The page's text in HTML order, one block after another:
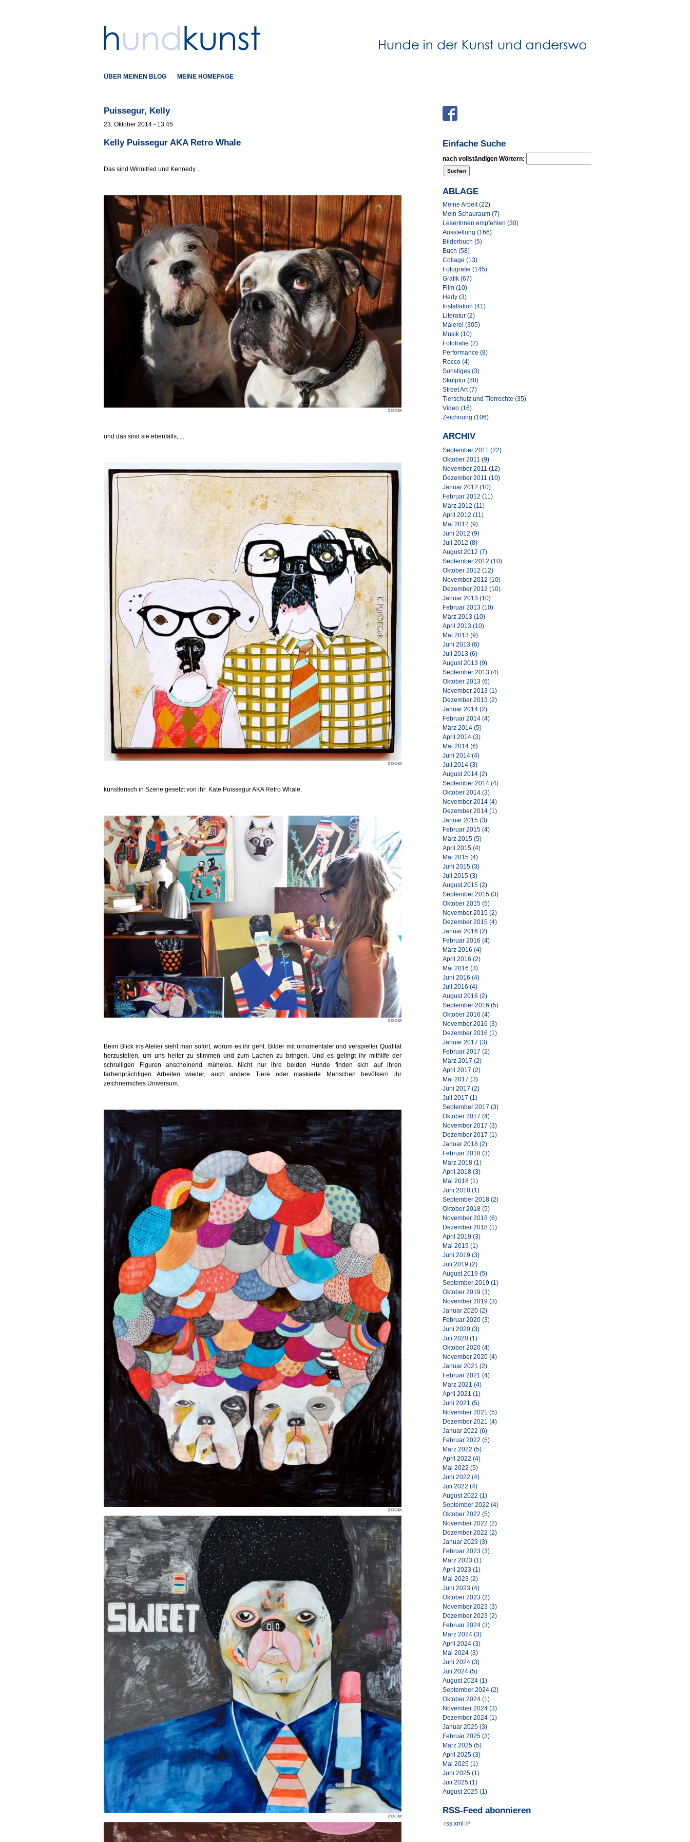
ÜBER MEINEN BLOG MEINE HOMEPAGE
Puissegur, Kelly
23. Oktober 2014 - 13:45
Kelly Puissegur AKA Retro Whale
Das sind Winnifred und Kennedy ...
und das sind sie ebenfalls, ...
künstlerisch in Szene gesetzt von ihr: Kate Puissegur AKA Retro Whale.
Beim Blick ins Atelier sieht man sofort, worum es ihr geht: Bilder mit ornamentaler und verspielter Qualität
herzustellen, um uns heiter zu stimmen und zum Lachen zu bringen. Und es gelingt ihr mithilfe der
schrulligen Figuren anscheinend mühelos. Nicht nur ihre beiden Hunde finden sich auf ihren
farbenprächtigen Arbeiten wieder, auch andere Tiere oder maskierte Menschen bevölkern ihr
zeichnerisches Universum.
Einfache Suche
nach vollständigen Wörtern:
ABLAGE
Meine Arbeit (22)
Mein Schauraum (7)
LeserInnen empfehlen (30)
Ausstellung (166)
Bilderbuch (5)
Buch (58)
Collage (13)
Fotografie (145)
Grafik (67)
Film (10)
Hedy (3)
Installation (41)
Literatur (2)
Malerei (305)
Musik (10)
Fotofrafie (2)
Performance (8)
Rocco (4)
Sonstiges (3)
Skulptur (88)
Street Art (7)
Tierschutz und Tierrechte (35)
Video (16)
Zeichnung (106)
ARCHIV
September 2011 (22)
Oktober 2011 (9)
November 2011 (12)
Dezember 2011 (10)
Januar 2012 (10)
Februar 2012 (11)
März 2012 (11)
April 2012 (11)
Mai 2012 (9)
Juni 2012 (9)
Juli 2012 (8)
August 2012 (7)
September 2012 (10)
Oktober 2012 (12)
November 2012 (10)
Dezember 2012 (10)
Januar 2013 (10)
Februar 2013 (10)
März 2013 (10)
April 2013 (10)
Mai 2013 (9)
Juni 2013 (6)
Juli 2013 (6)
August 2013 (9)
September 2013 (4)
Oktober 2013 (6)
November 2013 (1)
Dezember 2013 (2)
Januar 2014 (2)
Februar 2014 (4)
März 2014 (5)
April 2014 (3)
Mai 2014 (6)
Juni 2014 (4)
Juli 2014 (3)
August 2014 (2)
September 2014 (4)
Oktober 2014 (3)
November 2014 (4)
Dezember 2014 (1)
Januar 2015 (3)
Februar 2015 (4)
März 2015 (5)
April 2015 (4)
Mai 2015 (4)
Juni 2015 (3)
Juli 2015 (3)
August 2015 (2)
September 2015 (3)
Oktober 2015 (5)
November 2015 (2)
Dezember 2015 (4)
Januar 2016 (2)
Februar 2016 (4)
März 2016 (4)
April 2016 (2)
Mai 2016 (3)
Juni 2016 (4)
Juli 2016 (4)
August 2016 (2)
September 2016 (5)
Oktober 2016 (4)
November 2016 (3)
Dezember 2016 (1)
Januar 2017 (3)
Februar 2017 (2)
März 2017 (2)
April 2017 (2)
Mai 2017 (3)
Juni 2017 (2)
Juli 2017 (1)
September 2017 (3)
Oktober 2017 (4)
November 2017 (3)
Dezember 2017 (1)
Januar 2018 (2)
Februar 2018 (3)
März 2018 (1)
April 2018 (3)
Mai 2018 (1)
Juni 2018 (1)
September 2018 (2)
Oktober 2018 (5)
November 2018 (6)
Dezember 2018 (1)
April 2019 (3)
Mai 2019 (1)
Juni 2019 (3)
Juli 2019 (2)
August 2019 (5)
September 2019 (1)
Oktober 2019 (3)
November 2019 (3)
Januar 2020 (2)
Februar 2020 (3)
Juni 2020 (3)
Juli 2020 (1)
Oktober 2020 (4)
November 2020 (4)
Januar 2021 (2)
Februar 2021 (4)
März 2021 (4)
April 2021 (1)
Juni 2021 (5)
November 2021 (5)
Dezember 2021 (4)
Januar 2022 (6)
Februar 2022 (5)
März 2022 (5)
April 2022 (4)
Mai 2022 (5)
Juni 2022 (4)
Juli 2022 (4)
August 2022 (1)
September 2022 (4)
Oktober 2022 (5)
November 2022 (2)
Dezember 2022 (2)
Januar 2023 (3)
Februar 2023 (3)
März 2023 (1)
April 2023 (1)
Mai 2023 (2)
Juni 2023 (4)
Oktober 2023 (2)
November 2023 (3)
Dezember 2023 (2)
Februar 2024 (3)
März 2024 (3)
April 2024 (3)
Mai 2024 (3)
Juni 2024 (3)
Juli 2024 (5)
August 2024 (1)
September 2024 (2)
Oktober 2024 (1)
November 2024 (3)
Dezember 2024 (1)
Januar 2025 (3)
Februar 2025 (3)
März 2025 (5)
April 2025 (3)
Mai 2025 (1)
Juni 2025 (1)
Juli 2025 (1)
August 2025 (1)
RSS-Feed abonnieren
rss.xml